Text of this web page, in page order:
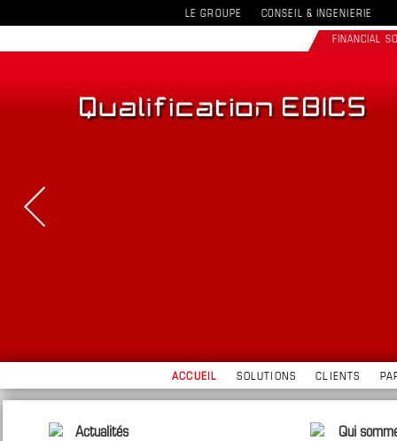
LE GROUPE CONSEIL & INGENIERIE
FINANCIAL
ACCUEIL SOLUTIONS CLIENTS
Actualités Qui